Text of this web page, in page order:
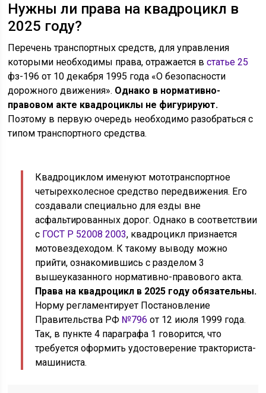
Нужны ли права на квадроцикл в
2025 году?
Перечень транспортных средств, для управления
которыми необходимы права, отражается встатье 25
фз-196 от 10 декабря 1995 года «О безопасности
дорожного движения». Однако в нормативно-
правовом акте квадроциклы не фигурируют.
Поэтому в первую очередь необходимо разобраться с
типом транспортного средства.
Квадроциклом именуют мототранспортное
четырехколесное средство передвижения. Его
создавали специально для езды вне
асфальтированных дорог. Однако в соответствии
с ГОСТ Р 52008 2003, квадроцикл признается
мотовездеходом. К такому выводу можно
прийти, ознакомившись с разделом 3
вышеуказанного нормативно-правового акта.
Права на квадроцикл в 2025 году обязательны.
Норму регламентирует Постановление
Правительства РФ №796 от 12 июля 1999 года.
Так, в пункте 4 параграфа 1 говорится, что
требуется оформить удостоверение тракториста-
машиниста.